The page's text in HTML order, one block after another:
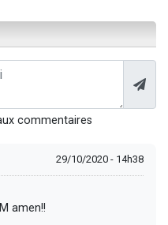
commentaires
29/10/2020 - 14h38
amen!!